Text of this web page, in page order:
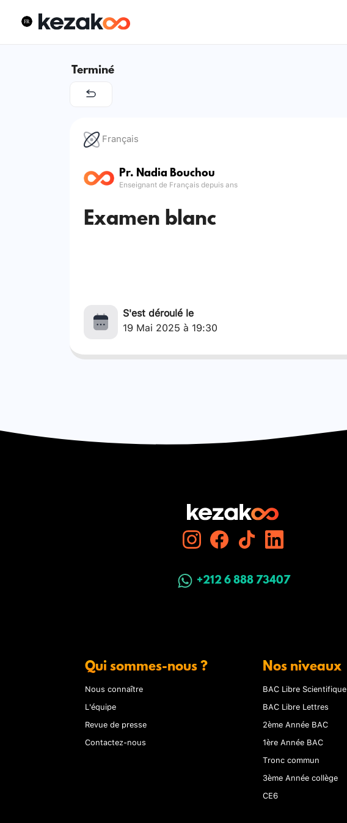
Terminé
Français
Pr. Nadia Bouchou
Enseignant de Français depuis ans
Examen blanc
S'est déroulé le
19 Mai 2025 à 19:30
+212 6 888 73407
Qui sommes-nous ?
Nous connaître
L'équipe
Revue de presse
Contactez-nous
Nos niveaux
BAC Libre Scientifique
BAC Libre Lettres
2ème Année BAC
1ère Année BAC
Tronc commun
3ème Année collège
CE6